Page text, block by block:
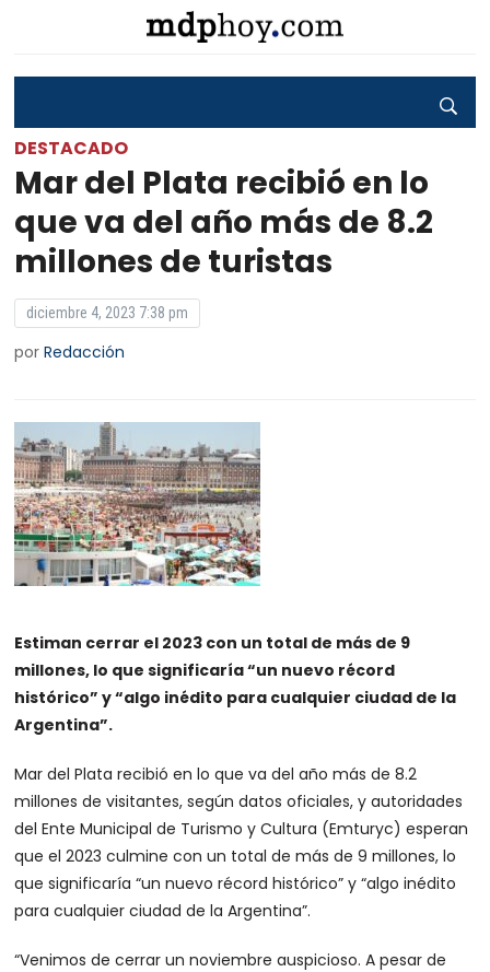
DESTACADO
Mar del Plata recibió en lo
que va del año más de 8.2
millones de turistas
diciembre 4, 2023 7:38 pm
porRedacción
Estiman cerrar el 2023 con un total de más de 9
millones, lo que significaría “un nuevo récord
histórico” y “algo inédito para cualquier ciudad de la
Argentina”.
Mar del Plata recibió en lo que va del año más de 8.2
millones de visitantes, según datos oficiales, y autoridades
del Ente Municipal de Turismo y Cultura (Emturyc) esperan
que el 2023 culmine con un total de más de 9 millones, lo
que significaría “un nuevo récord histórico” y “algo inédito
para cualquier ciudad de la Argentina”.
“Venimos de cerrar un noviembre auspicioso. A pesar de